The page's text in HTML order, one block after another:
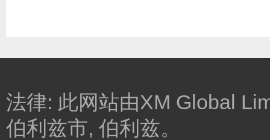
法律: 此网站由XM Global
伯利兹市, 伯利兹。